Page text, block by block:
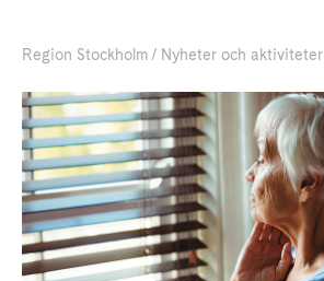
Region Stockholm Nyheter och aktiviteter